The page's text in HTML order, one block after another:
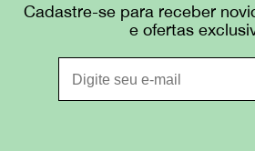
Cadastre-se para receber
e ofertas